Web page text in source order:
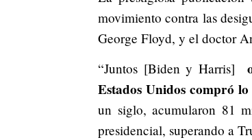
movimiento contra las
George Floyd, y el doctor
“Juntos [Biden y Harris]
Estados Unidos compró
un siglo, acumularon 81
presidencial, superando a